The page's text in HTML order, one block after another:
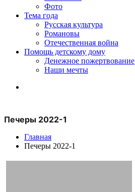
Фото
Тема года
Русская культура
Романовы
Отечественная война
Помощь детскому дому
Денежное пожертвование
Наши мечты
Печеры 2022-1
Главная
Печеры 2022-1